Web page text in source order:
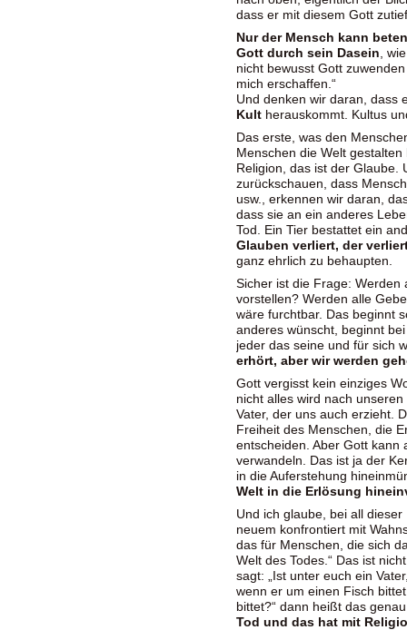
dass er mit diesem Gott
Nur der Mensch kann beten
Gott durch sein Dasein ,
nicht bewusst Gott
mich erschaffen.“
Und denken wir daran, dass
Kult herauskommt. Kultus
Das erste, was den
Menschen die Welt
Religion, das ist der Glaube.
zurückschauen, dass
usw., erkennen wir daran,
dass sie an ein anderes
Tod. Ein Tier bestattet ein
Glauben verliert, der
ganz ehrlich zu behaupten.
Sicher ist die Frage: Werden
vorstellen? Werden alle
wäre furchtbar. Das beginnt
anderes wünscht, beginnt
jeder das seine und für sich
erhört, aber wir werden
Gott vergisst kein einziges
nicht alles wird nach
Vater, der uns auch erzieht.
Freiheit des Menschen, die
entscheiden. Aber Gott kann
verwandeln. Das ist ja der
in die Auferstehung
Welt in die Erlösung
Und ich glaube, bei all
neuem konfrontiert mit
das für Menschen, die sich
Welt des Todes.“ Das ist
sagt: „Ist unter euch ein
wenn er um einen Fisch
bittet?“ dann heißt das
Tod und das hat mit